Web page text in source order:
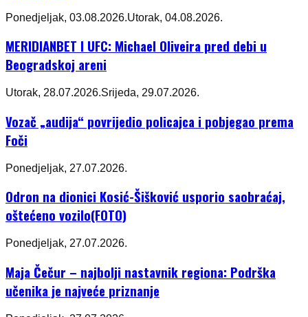
Ponedjeljak, 03.08.2026.Utorak, 04.08.2026.
MERIDIANBET I UFC: Michael Oliveira pred debi u
Beogradskoj areni
Utorak, 28.07.2026.Srijeda, 29.07.2026.
Vozač „audija“ povrijedio policajca i pobjegao prema
Foči
Ponedjeljak, 27.07.2026.
Odron na dionici Kosić-Šišković usporio saobraćaj,
oštećeno vozilo(FOTO)
Ponedjeljak, 27.07.2026.
Maja Čečur – najbolji nastavnik regiona: Podrška
učenika je najveće priznanje